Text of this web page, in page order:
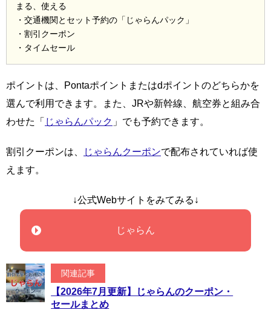
まる、使える
・交通機関とセット予約の「じゃらんパック」
・割引クーポン
・タイムセール
ポイントは、Pontaポイントまたはdポイントのどちらかを
選んで利用できます。また、JRや新幹線、航空券と組み合
わせた「 じゃらんパック 」でも予約できます。
割引クーポンは、 じゃらんクーポンで配布されていれば使
えます。
↓公式Webサイトをみてみる↓
じゃらん
関連記事
【2026年7月更新】じゃらんのクーポン・
セールまとめ